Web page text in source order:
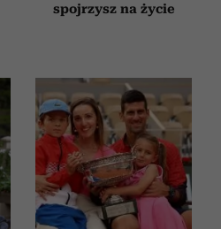
spojrzysz na życie